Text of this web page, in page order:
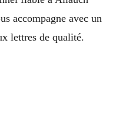
accompagne avec un
lettres de qualité.